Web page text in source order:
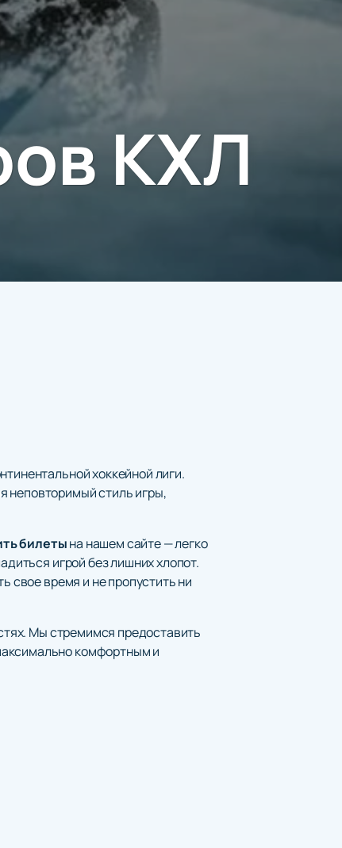
КХЛ
хоккейной лиги.
неповторимый стиль игры,
билетына нашем сайте — легко
игрой без лишних хлопот.
свое время и не пропустить ни
Мы стремимся предоставить
комфортным и